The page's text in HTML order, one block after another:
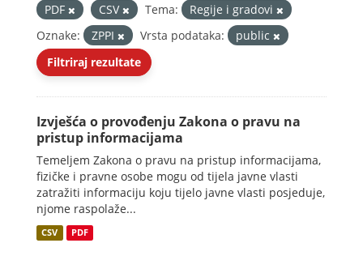
PDF
CSV Tema:
Regije i gradovi
Oznake:
ZPPI Vrsta podataka:
public
Filtriraj rezultate
Izvješća o provođenju Zakona o pravu na
pristup informacijama
Temeljem Zakona o pravu na pristup informacijama,
fizičke i pravne osobe mogu od tijela javne vlasti
zatražiti informaciju koju tijelo javne vlasti posjeduje,
njome raspolaže...
CSV PDF